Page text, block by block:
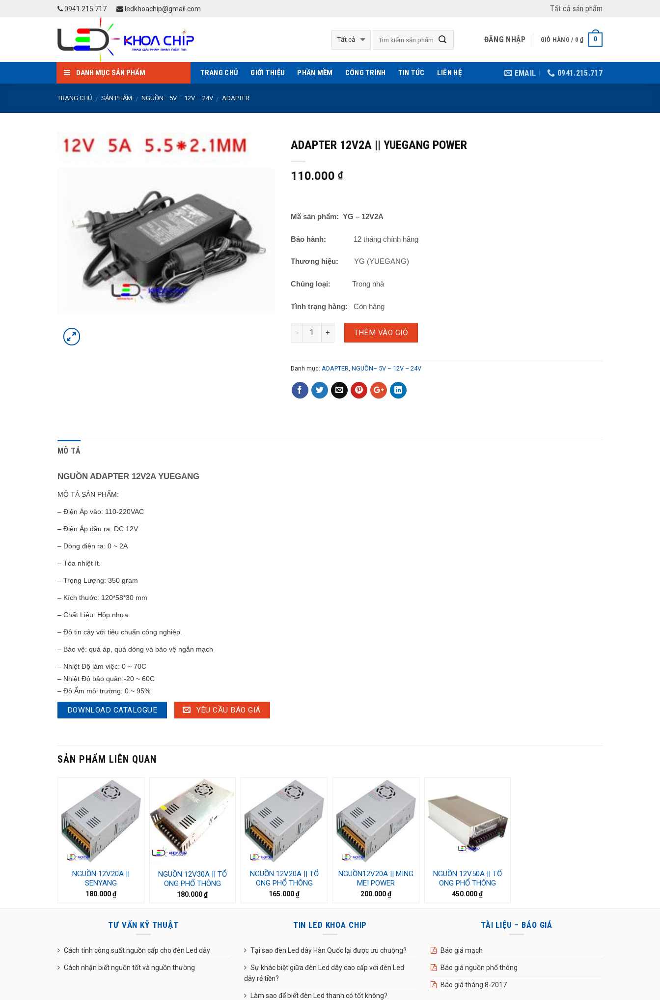
0941.215.717 ledkhoachip@gmail.com Tất cả sản phẩm
ĐĂNG NHẬP GIỎ HÀNG / 0₫ 0
DANH MỤC SẢN PHẨM TRANG CHỦ GIỚI THIỆU PHẦN MỀM CÔNG TRÌNH TIN TỨC LIÊN HỆ EMAIL 0941.215.717
TRANG CHỦ / SẢN PHẨM / NGUỒN– 5V – 12V – 24V / ADAPTER
ADAPTER 12V2A || YUEGANG POWER
110.000 ₫
Mã sản phẩm: YG – 12V2A
Bảo hành: 12 tháng chính hãng
Thương hiệu: YG (YUEGANG)
Chủng loại: Trong nhà
Tình trạng hàng: Còn hàng
THÊM VÀO GIỎ
Danh mục: ADAPTER NGUỒN– 5V – 12V – 24V
MÔ TẢ
NGUỒN ADAPTER 12V2A YUEGANG
MÔ TẢ SẢN PHẨM:
– Điện Áp vào: 110-220VAC
– Điện Áp đầu ra: DC 12V
– Dòng điện ra: 0 ~ 2A
– Tỏa nhiệt ít.
– Trọng Lượng: 350 gram
– Kích thước: 120*58*30 mm
– Chất Liệu: Hộp nhựa
– Độ tin cậy với tiêu chuẩn công nghiệp.
– Bảo vệ: quá áp, quá dòng và bảo vệ ngắn mạch
– Nhiệt Độ làm việc: 0 ~ 70C
– Nhiệt Độ bảo quản:-20 ~ 60C
– Độ Ẩm môi trường: 0 ~ 95%
DOWNLOAD CATALOGUE YÊU CẦU BÁO GIÁ
SẢN PHẨM LIÊN QUAN
NGUỒN 12V20A ||
SENYANG
180.000₫
NGUỒN 12V30A || TỔ
ONG PHỔ THÔNG
180.000₫
NGUỒN 12V20A || TỔ
ONG PHỔ THÔNG
165.000₫
NGUỒN12V20A || MING
MEI POWER
200.000₫
NGUỒN 12V50A || TỔ
ONG PHỔ THÔNG
450.000₫
TƯ VẤN KỸ THUẬT
Cách tính công suất nguồn cấp cho đèn Led dây
Cách nhận biết nguồn tốt và nguồn thường
TIN LED KHOA CHIP
Tại sao đèn Led dây Hàn Quốc lại được ưu chuộng?
Sự khác biệt giữa đèn Led dây cao cấp với đèn Led
dây rẻ tiền?
Làm sao để biết đèn Led thanh có tốt không?
TÀI LIỆU – BÁO GIÁ
Báo giá mạch
Báo giá nguồn phổ thông
Báo giá tháng 8-2017